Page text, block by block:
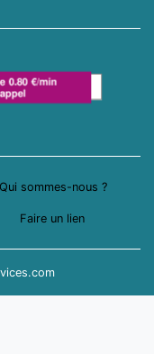
Qui sommes-nous ?
Faire un lien